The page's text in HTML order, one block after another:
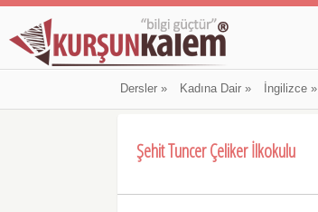
Dersler» Kadına Dair» İngilizce»
Şehit Tuncer Çeliker İlkokulu